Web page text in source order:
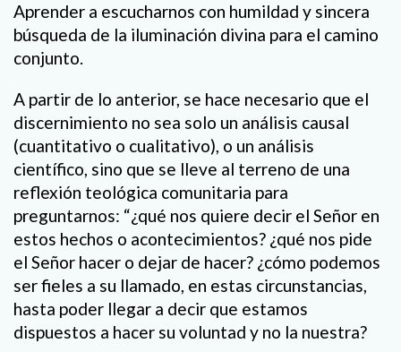
Aprender a escucharnos con humildad y sincera
búsqueda de la iluminación divina para el camino
conjunto.
A partir de lo anterior, se hace necesario que el
discernimiento no sea solo un análisis causal
(cuantitativo o cualitativo), o un análisis
científico, sino que se lleve al terreno de una
reflexión teológica comunitaria para
preguntarnos: “¿qué nos quiere decir el Señor en
estos hechos o acontecimientos? ¿qué nos pide
el Señor hacer o dejar de hacer? ¿cómo podemos
ser fieles a su llamado, en estas circunstancias,
hasta poder llegar a decir que estamos
dispuestos a hacer su voluntad y no la nuestra?